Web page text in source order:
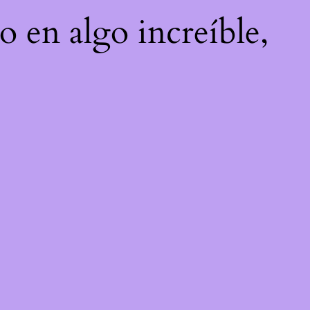
en algo increíble,